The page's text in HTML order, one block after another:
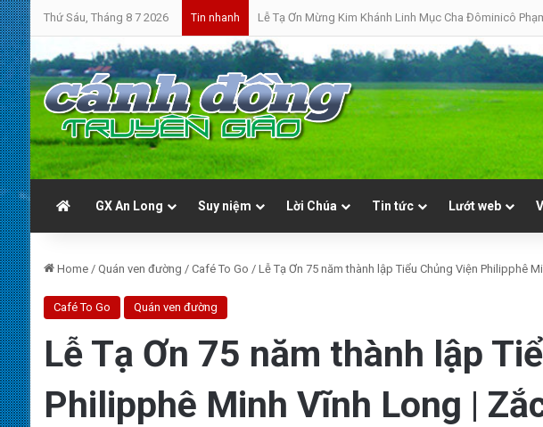
Thứ Sáu, Tháng 8 7 2026 Tin nhanh Bánh Mì Sáng | Thứ Bảy 08.08 | Thánh Đaminh, Linh mục
GX An Long Suy niệm Lời Chúa Tin tức Lướt web
Home / Quán ven đường / Café To Go / Lễ Tạ Ơn 75 năm thành lập Tiểu Chủng Viện Philipphê
Café To Go Quán ven đường
Lễ Tạ Ơn 75 năm thành lập
Philipphê Minh Vĩnh Long |